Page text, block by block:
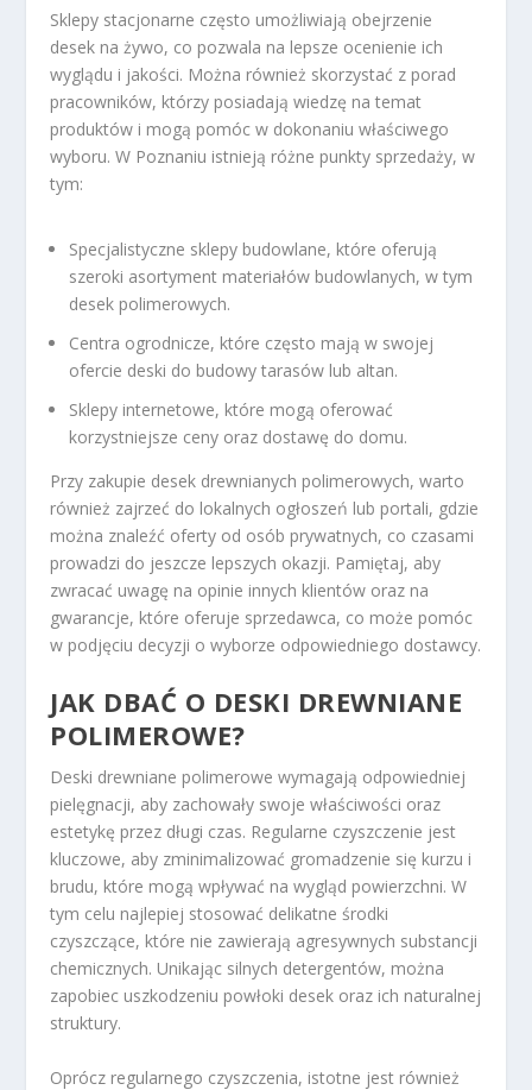
Sklepy stacjonarne często umożliwiają obejrzenie
desek na żywo, co pozwala na lepsze ocenienie ich
wyglądu i jakości. Można również skorzystać z porad
pracowników, którzy posiadają wiedzę na temat
produktów i mogą pomóc w dokonaniu właściwego
wyboru. W Poznaniu istnieją różne punkty sprzedaży, w
tym:
Specjalistyczne sklepy budowlane, które oferują
szeroki asortyment materiałów budowlanych, w tym
desek polimerowych.
Centra ogrodnicze, które często mają w swojej
ofercie deski do budowy tarasów lub altan.
Sklepy internetowe, które mogą oferować
korzystniejsze ceny oraz dostawę do domu.
Przy zakupie desek drewnianych polimerowych, warto
również zajrzeć do lokalnych ogłoszeń lub portali, gdzie
można znaleźć oferty od osób prywatnych, co czasami
prowadzi do jeszcze lepszych okazji. Pamiętaj, aby
zwracać uwagę na opinie innych klientów oraz na
gwarancje, które oferuje sprzedawca, co może pomóc
w podjęciu decyzji o wyborze odpowiedniego dostawcy.
JAK DBAĆ O DESKI DREWNIANE
POLIMEROWE?
Deski drewniane polimerowe wymagają odpowiedniej
pielęgnacji, aby zachowały swoje właściwości oraz
estetykę przez długi czas. Regularne czyszczenie jest
kluczowe, aby zminimalizować gromadzenie się kurzu i
brudu, które mogą wpływać na wygląd powierzchni. W
tym celu najlepiej stosować delikatne środki
czyszczące, które nie zawierają agresywnych substancji
chemicznych. Unikając silnych detergentów, można
zapobiec uszkodzeniu powłoki desek oraz ich naturalnej
struktury.
Oprócz regularnego czyszczenia, istotne jest również